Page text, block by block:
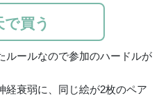
で買う
ルールなので参加のハードルが
経衰弱に、同じ絵が2枚のペア